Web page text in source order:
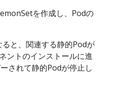
を作成し、Podの
と、関連する静的Podが
ントのインストールに進
されて静的Podが停止し